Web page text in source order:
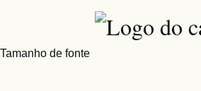
Tamanho de fonte